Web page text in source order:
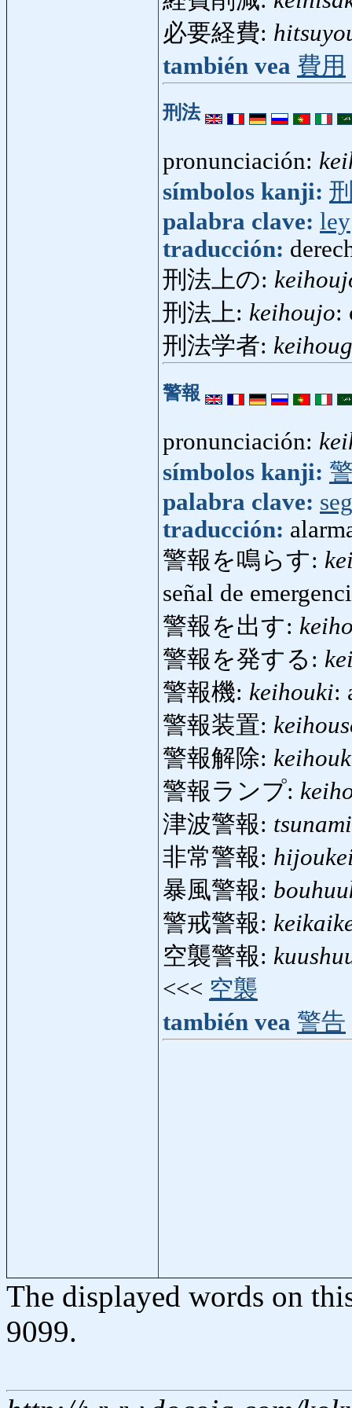
必要経費:
también vea 費用
刑法
pronunciación:
símbolos kanji:
palabra clave: ley
traducción:
刑法上の:
刑法上: keihoujo:
刑法学者:
警報
pronunciación:
símbolos kanji:
palabra clave:
traducción:
警報を鳴らす:
señal de
警報を出す:
警報を発する:
警報機: keihouki:
警報装置:
警報解除:
警報ランプ:
津波警報:
非常警報:
暴風警報:
警戒警報:
空襲警報:
<<< 空襲
también vea 警告
The displayed words on
9099.